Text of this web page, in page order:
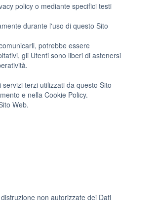
policy o mediante specifici testi
durante l'uso di questo Sito
potrebbe essere
gli Utenti sono liberi di astenersi
terzi utilizzati da questo Sito
e nella Cookie Policy.
Web.
non autorizzate dei Dati